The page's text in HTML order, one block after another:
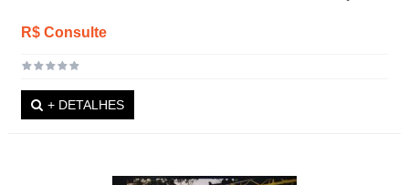
R$ Consulte
+ DETALHES